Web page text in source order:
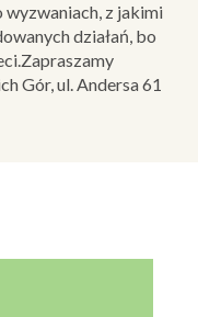
wyzwaniach, z jakimi
działań, bo
Gór, ul. Andersa 61